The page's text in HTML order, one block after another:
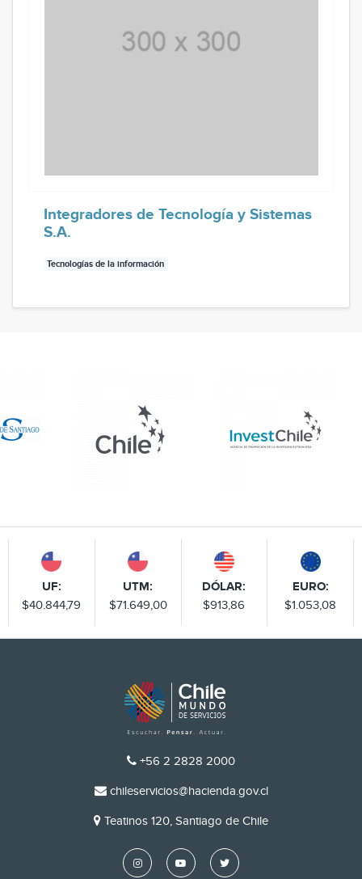
Integradores de Tecnología y Sistemas
S.A.
Tecnologías de la información
UF:
$40.844,79
UTM:
$71.649,00
DÓLAR:
$913,86
EURO:
$1.053,08
TELÉFONO
+56 2 2828 2000
EMAIL
chileservicios@hacienda.gov.cl
DIRECCIÓN
Teatinos 120, Santiago de Chile